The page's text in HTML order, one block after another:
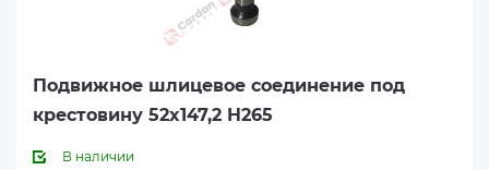
Подвижное шлицевое соединение под
крестовину 52x147,2 H265
В наличии